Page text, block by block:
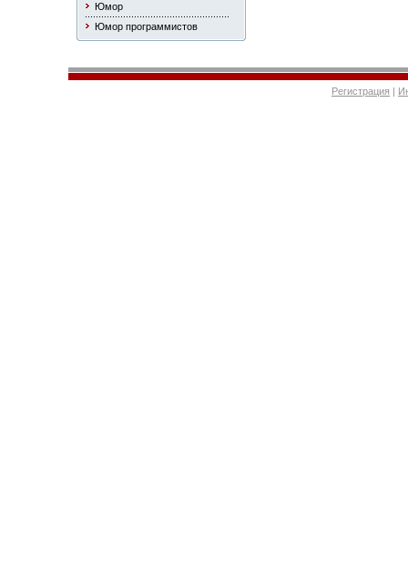
Юмор
Юмор программистов
Регистрация |